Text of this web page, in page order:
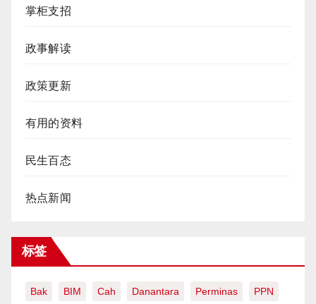
掌柜支招
政事解读
政策更新
有用的资料
民生百态
热点新闻
标签
Bak BIM Cah Danantara Perminas PPN